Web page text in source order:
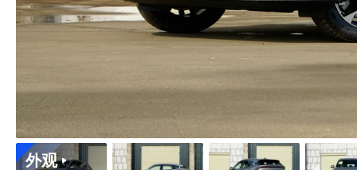
外观